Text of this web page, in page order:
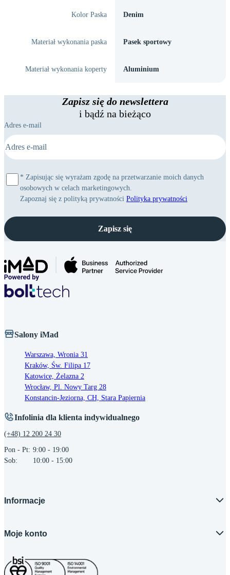
Kolor Paska Denim
Materiał wykonania paska Pasek sportowy
Materiał wykonania koperty Aluminium
Zapisz się do newslettera
i bądź na bieżąco
Adres e-mail
* Zapisując się wyrażam zgodę na przetwarzanie moich danych
osobowych w celach marketingowych.
Zapoznaj się z polityką prywatności Polityka prywatności
Zapisz się
Salony iMad
Warszawa, Wronia 31
Kraków, Św. Filipa 17
Katowice, Żelazna 2
Wrocław, Pl. Nowy Targ 28
Konstancin-Jeziorna, CH, Stara Papiernia
Infolinia dla klienta indywidualnego
(+48) 12 200 24 30
Pon - Pt: 9:00 - 19:00
Sob:
10:00 - 15:00
Informacje
Moje konto